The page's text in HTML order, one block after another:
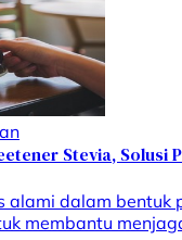
Stevia, Solusi
alami dalam bentuk
membantu